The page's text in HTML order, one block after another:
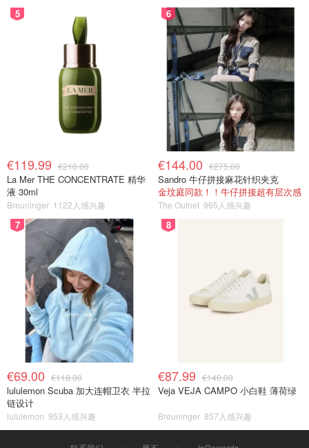
5
€119.99 €210.00
La Mer THE CONCENTRATE 精华
液 30ml
Breuninger 1122人感兴趣
6
€144.00 €275.00
Sandro 牛仔拼接麻花针织夹克
金玟庭同款！！牛仔拼接超有层次感
The Outnet 965人感兴趣
7
€69.00 €118.00
lululemon Scuba 加大连帽卫衣 半拉
链设计
lululemon 953人感兴趣
8
€87.99 €140.00
Veja VEJA CAMPO 小白鞋 薄荷绿
Breuninger 857人感兴趣